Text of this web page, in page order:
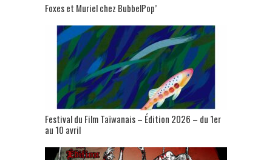
Foxes et Muriel chez BubbelPop’
Festival du Film Taïwanais – Édition 2026 – du 1er
au 10 avril